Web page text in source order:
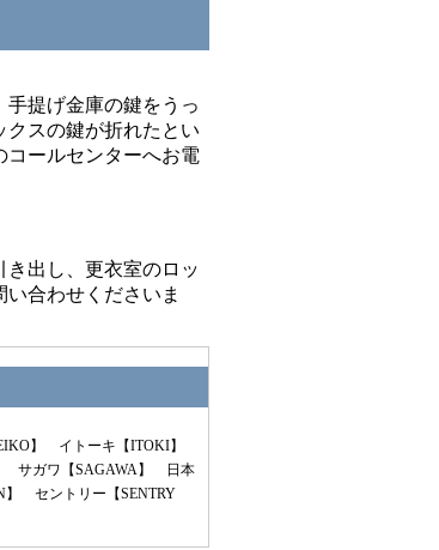
提げ金庫の鍵をうっ
スの鍵が折れたとい
コールセンターへお電
き出し、更衣室のロッ
合わせくださいま
】 イトーキ【ITOKI】
サガワ【SAGAWA】 日本
セントリー【SENTRY